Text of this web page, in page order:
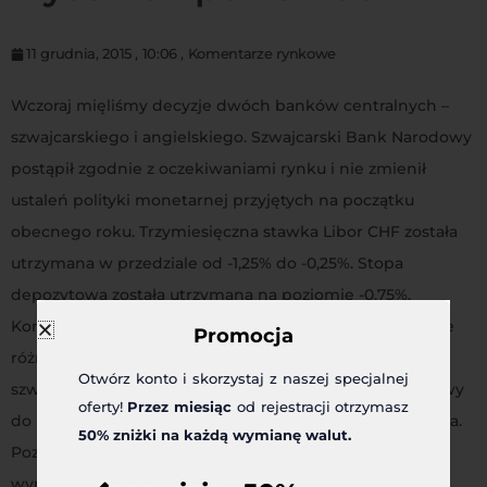
11 grudnia, 2015 10:06 Komentarze rynkowe
Wczoraj mięliśmy decyzje dwóch banków centralnych –
szwajcarskiego i angielskiego. Szwajcarski Bank Narodowy
postąpił zgodnie z oczekiwaniami rynku i nie zmienił
ustaleń polityki monetarnej przyjętych na początku
obecnego roku. Trzymiesięczna stawka Libor CHF została
utrzymana w przedziale od -1,25% do -0,25%. Stopa
depozytowa została utrzymana na poziomie -0,75%.
Komunikat prezesa Narodowego Banku centralnego nie
różnił się w zasadzie od poprzednich. Kurs franka
szwajcarskiego jest przewartościowany, bank jest gotowy
do interwencji na rynku, jeśli wymagałaby tego potrzeba.
Poznaliśmy także prognozę inflacji na rok 2015, która
Promocja
Otwórz konto i skorzystaj z naszej specjalnej
oferty! Przez miesiąc od rejestracji otrzymasz
50% zniżki na każdą wymianę walut.